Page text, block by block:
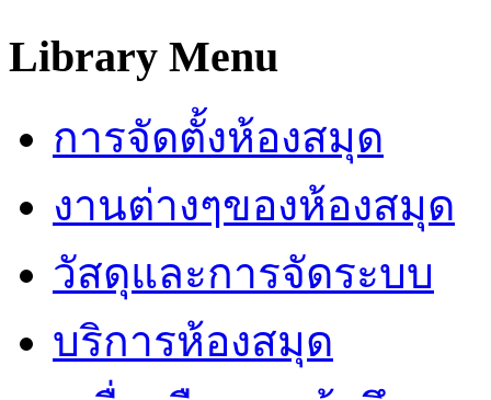
Library Menu
การจัดตั้งห้องสมุด
งานต่างๆของห้องสมุด
วัสดุและการจัดระบบ
บริการห้องสมุด